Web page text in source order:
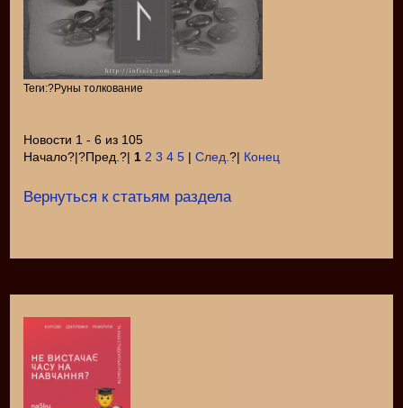
Теги:?Руны толкование
Новости 1 - 6 из 105
Начало?|?Пред.?| 1 2 3 4 5 |След.?| Конец
Вернуться к статьям раздела